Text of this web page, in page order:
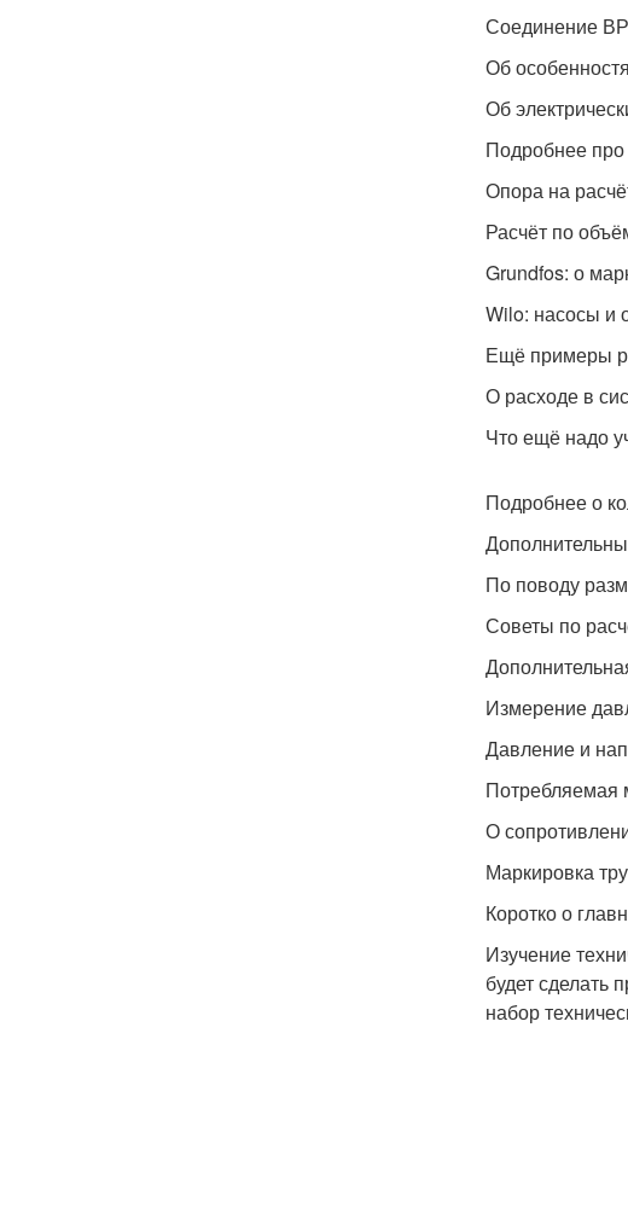
Соединение
Об
Об
Подробнее
Опора на
Расчёт по
Grundfos: о
Wilo: насосы и
Ещё примеры
О расходе в
Что ещё надо
Подробнее о
По поводу
Советы по
Измерение
Давление и
Потребляемая
О
Маркировка
Коротко о
Изучение
будет сделать
набор